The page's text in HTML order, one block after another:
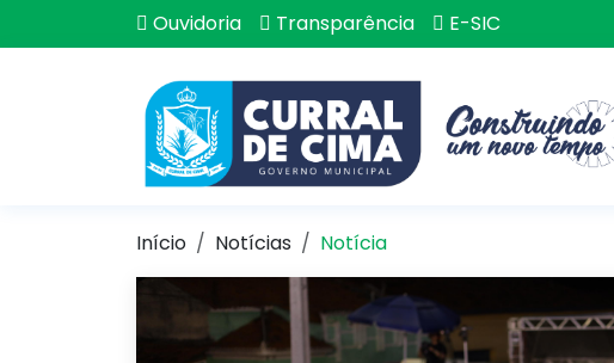
Ouvidoria Transparência E-SIC
Início Notícias Notícia